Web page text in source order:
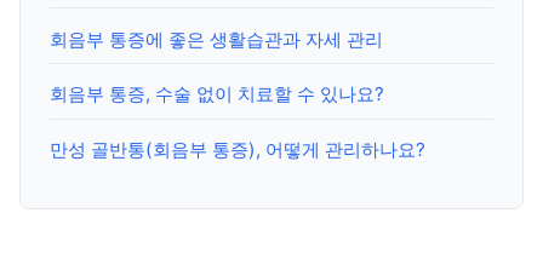
회음부 통증에 좋은 생활습관과 자세 관리
회음부 통증, 수술 없이 치료할 수 있나요?
만성 골반통(회음부 통증), 어떻게 관리하나요?